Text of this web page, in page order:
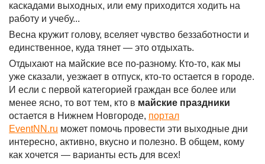
каскадами выходных, или ему приходится ходить на
работу и учебу...
Весна кружит голову, вселяет чувство беззаботности и
единственное, куда тянет — это отдыхать.
Отдыхают на майские все по-разному. Кто-то, как мы
уже сказали, уезжает в отпуск, кто-то остается в городе.
И если с первой категорией граждан все более или
менее ясно, то вот тем, кто в майские праздники
остается в Нижнем Новгороде, портал
EventNN.ru может помочь провести эти выходные дни
интересно, активно, вкусно и полезно. В общем, кому
как хочется — варианты есть для всех!